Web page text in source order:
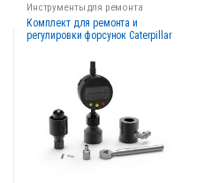
Инструменты для ремонта
форсунок
Комплект для ремонта и
регулировки форсунок Caterpillar